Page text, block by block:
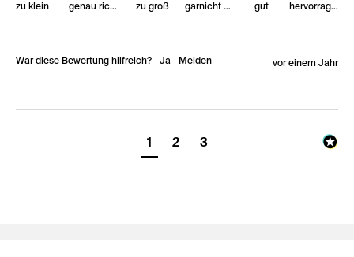
zu klein genau richtig zu groß garnicht gut gut hervorragend
War diese Bewertung hilfreich? Ja Melden vor einem Jahr
1 2 3